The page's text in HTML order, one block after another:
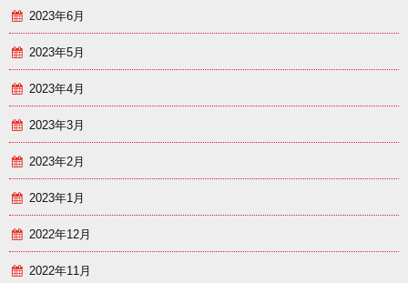
2023年6月
2023年5月
2023年4月
2023年3月
2023年2月
2023年1月
2022年12月
2022年11月